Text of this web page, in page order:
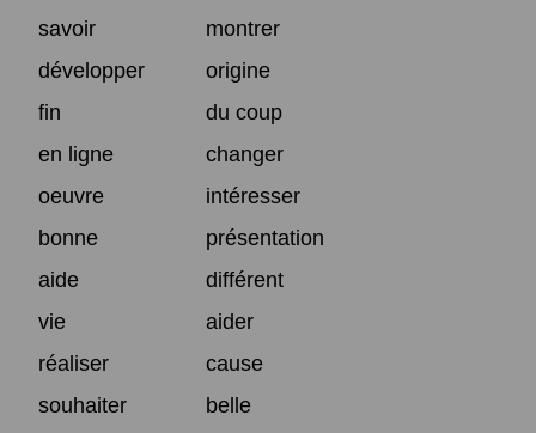
savoir
montrer
développer
origine
fin
du coup
en ligne
changer
oeuvre
intéresser
bonne
présentation
aide
différent
vie
aider
réaliser
cause
souhaiter
belle